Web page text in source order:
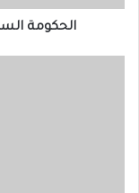
الحكومة